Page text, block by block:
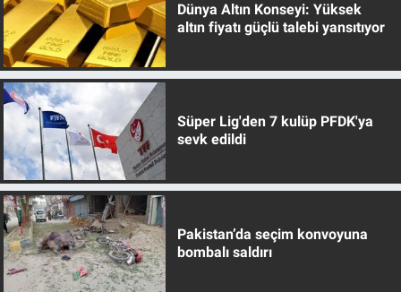
Dünya Altın Konseyi: Yüksek
altın fiyatı güçlü talebi yansıtıyor
Süper Lig'den 7 kulüp PFDK'ya
sevk edildi
Pakistan’da seçim konvoyuna
bombalı saldırı